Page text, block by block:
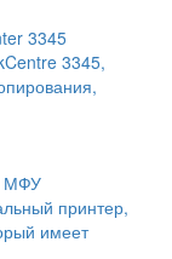
3345
3345,
МФУ
принтер,
имеет